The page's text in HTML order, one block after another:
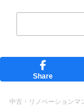
Share
中古・リノベーションマ